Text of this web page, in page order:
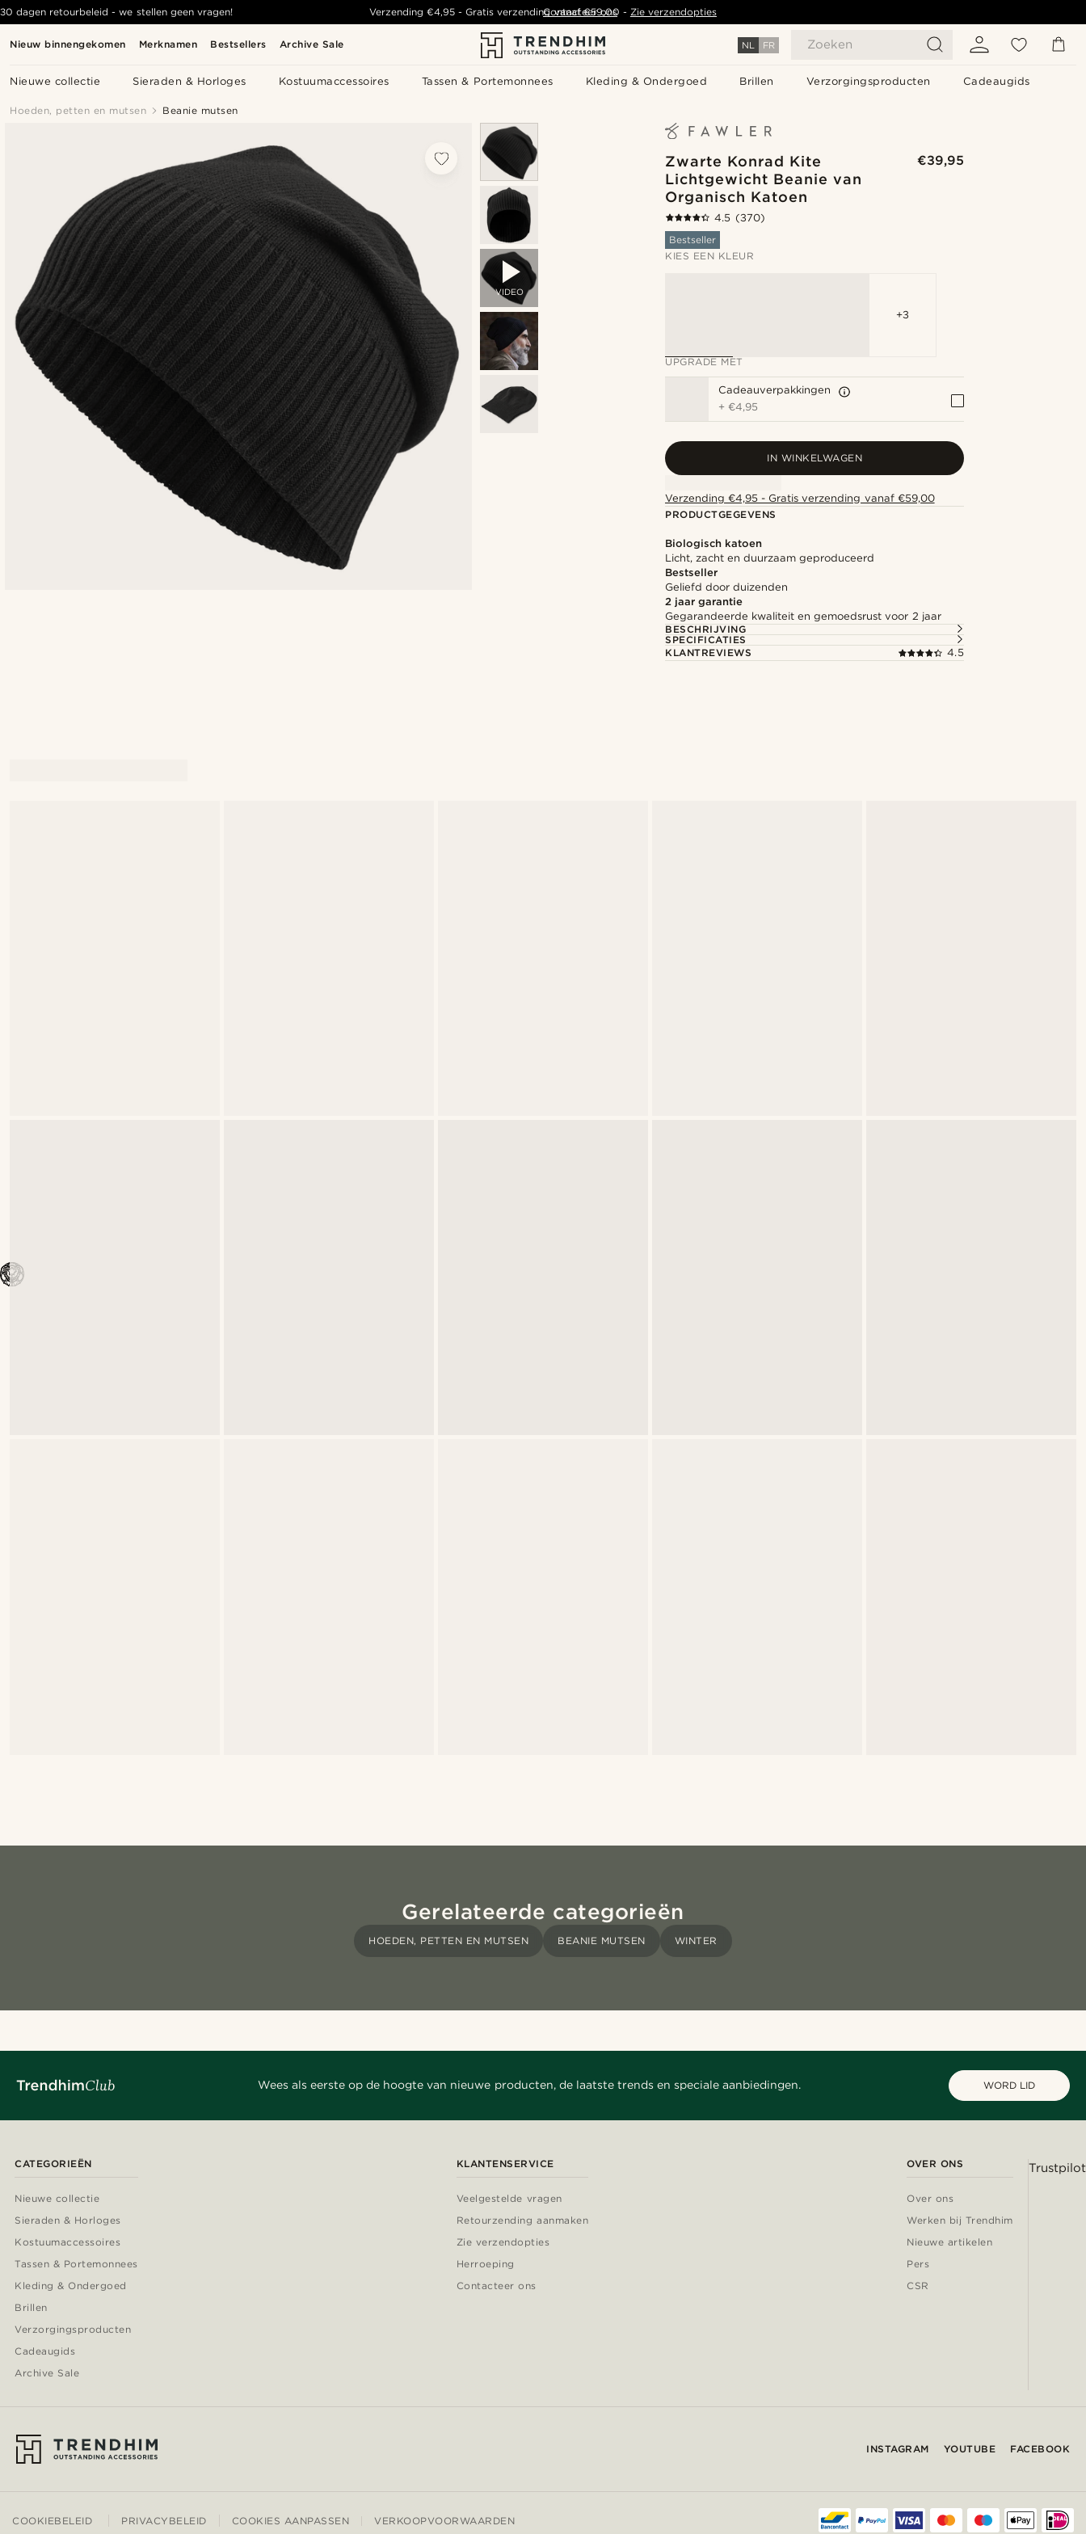
Nieuw binnengekomen Merknamen Bestsellers Archive Sale NL FR Zoeken
Nieuwe collectie Sieraden & Horloges Kostuumaccessoires Tassen & Portemonnees Kleding & Ondergoed Brillen Verzorgingsproducten Cadeaugids
30 dagen retourbeleid - we stellen geen vragen! Verzending €4,95 -Gratis verzending vanaf €59,00 - Zie verzendopties
Contacteer ons
Hoeden, petten en mutsen Beanie mutsen
VIDEO
Zwarte Konrad Kite
Lichtgewicht Beanie van
Organisch Katoen
€39,95
4.5 (370)
Bestseller
KIES EEN KLEUR
+3
UPGRADE MET
Cadeauverpakkingen
+€4,95
IN WINKELWAGEN
Verzending €4,95 - Gratis verzending vanaf €59,00
PRODUCTGEGEVENS
Biologisch katoen
Licht, zacht en duurzaam geproduceerd
Bestseller
Geliefd door duizenden
2 jaar garantie
Gegarandeerde kwaliteit en gemoedsrust voor 2 jaar
BESCHRIJVING
SPECIFICATIES
KLANTREVIEWS
4.5
Gerelateerde categorieën
HOEDEN, PETTEN EN MUTSEN BEANIE MUTSEN WINTER
Wees als eerste op de hoogte van nieuwe producten, de laatste trends en speciale aanbiedingen. WORD LID
CATEGORIEËN
Nieuwe collectie
Sieraden & Horloges
Kostuumaccessoires
Tassen & Portemonnees
Kleding & Ondergoed
Brillen
Verzorgingsproducten
Cadeaugids
Archive Sale
KLANTENSERVICE
Veelgestelde vragen
Retourzending aanmaken
Zie verzendopties
Herroeping
Contacteer ons
OVER ONS
Over ons
Werken bij Trendhim
Nieuwe artikelen
Pers
CSR
Trustpilot
INSTAGRAM YOUTUBE FACEBOOK
COOKIEBELEID PRIVACYBELEID COOKIES AANPASSEN VERKOOPVOORWAARDEN